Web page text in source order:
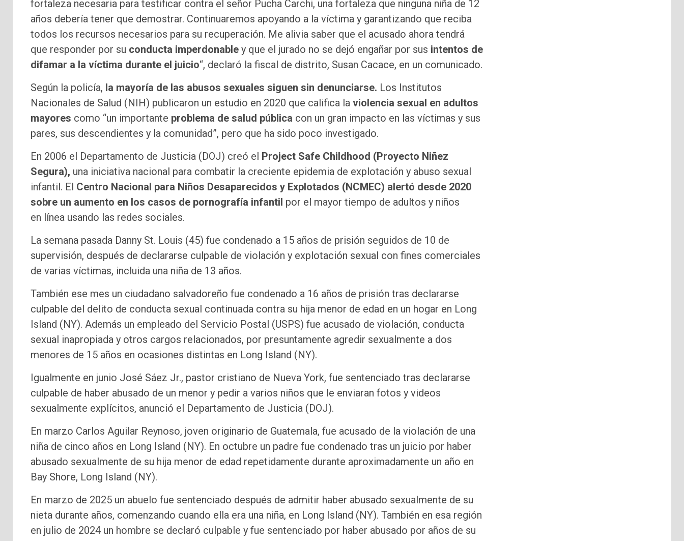
fortaleza necesaria para testificar contra el señor Pucha Carchi, una fortaleza que ninguna niña de 12
años debería tener que demostrar. Continuaremos apoyando a la víctima y garantizando que reciba
todos los recursos necesarios para su recuperación. Me alivia saber que el acusado ahora tendrá
que responder por su conducta imperdonable y que el jurado no se dejó engañar por sus intentos de
difamar a la víctima durante el juicio“, declaró la fiscal de distrito, Susan Cacace, en un comunicado.
Según la policía, la mayoría de las abusos sexuales siguen sin denunciarse. Los Institutos
Nacionales de Salud (NIH) publicaron un estudio en 2020 que califica la violencia sexual en adultos
mayores como “un importante problema de salud pública con un gran impacto en las víctimas y sus
pares, sus descendientes y la comunidad”, pero que ha sido poco investigado.
En 2006 el Departamento de Justicia (DOJ) creó el Project Safe Childhood (Proyecto Niñez
Segura), una iniciativa nacional para combatir la creciente epidemia de explotación y abuso sexual
infantil. El Centro Nacional para Niños Desaparecidos y Explotados (NCMEC) alertó desde 2020
sobre un aumento en los casos de pornografía infantil por el mayor tiempo de adultos y niños
en línea usando las redes sociales.
La semana pasada Danny St. Louis (45) fue condenado a 15 años de prisión seguidos de 10 de
supervisión, después de declararse culpable de violación y explotación sexual con fines comerciales
de varias víctimas, incluida una niña de 13 años.
También ese mes un ciudadano salvadoreño fue condenado a 16 años de prisión tras declararse
culpable del delito de conducta sexual continuada contra su hija menor de edad en un hogar en Long
Island (NY). Además un empleado del Servicio Postal (USPS) fue acusado de violación, conducta
sexual inapropiada y otros cargos relacionados, por presuntamente agredir sexualmente a dos
menores de 15 años en ocasiones distintas en Long Island (NY).
Igualmente en junio José Sáez Jr., pastor cristiano de Nueva York, fue sentenciado tras declararse
culpable de haber abusado de un menor y pedir a varios niños que le enviaran fotos y videos
sexualmente explícitos, anunció el Departamento de Justicia (DOJ).
En marzo Carlos Aguilar Reynoso, joven originario de Guatemala, fue acusado de la violación de una
niña de cinco años en Long Island (NY). En octubre un padre fue condenado tras un juicio por haber
abusado sexualmente de su hija menor de edad repetidamente durante aproximadamente un año en
Bay Shore, Long Island (NY).
En marzo de 2025 un abuelo fue sentenciado después de admitir haber abusado sexualmente de su
nieta durante años, comenzando cuando ella era una niña, en Long Island (NY). También en esa región
en julio de 2024 un hombre se declaró culpable y fue sentenciado por haber abusado por años de su